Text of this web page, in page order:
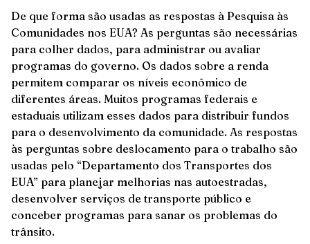
De que forma são usadas as respostas à Pesquisa às
Comunidades nos EUA? As perguntas são necessárias
para colher dados, para administrar ou avaliar
programas do governo. Os dados sobre a renda
permitem comparar os níveis econômico de
diferentes áreas. Muitos programas federais e
estaduais utilizam esses dados para distribuir fundos
para o desenvolvimento da comunidade. As respostas
às perguntas sobre deslocamento para o trabalho são
usadas pelo “Departamento dos Transportes dos
EUA” para planejar melhorias nas autoestradas,
desenvolver serviços de transporte público e
conceber programas para sanar os problemas do
trânsito.